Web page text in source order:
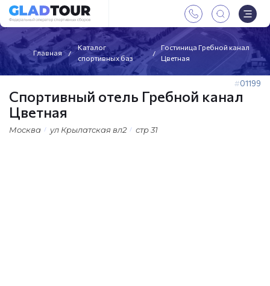
Главная
Каталог
спортивных баз
Гостиница Гребной канал
Цветная
01199
Спортивный отель Гребной канал
Цветная
Москва ул Крылатская вл2 стр 31